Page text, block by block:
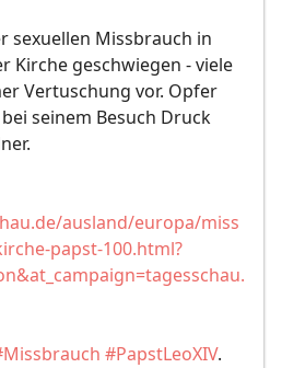
sexuellen Missbrauch in
Kirche geschwiegen - viele
Vertuschung vor. Opfer
seinem Besuch Druck
ausland/europa/miss
papst-100.html?
#PapstLeoXIV.